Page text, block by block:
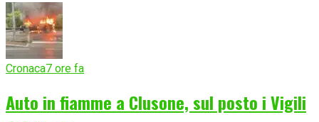
Cronaca7 ore fa
Auto in fiamme a Clusone, sul posto i Vigili